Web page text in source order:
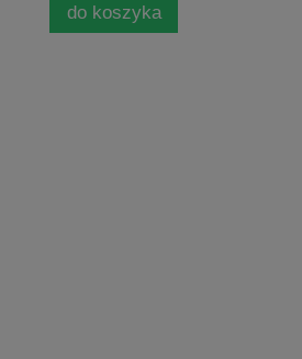
do koszyka